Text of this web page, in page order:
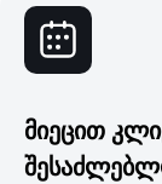
მიეცით